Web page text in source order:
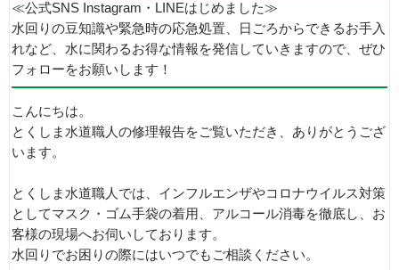
≪公式SNS Instagram・LINEはじめました≫
水回りの豆知識や緊急時の応急処置、日ごろからできるお手入
れなど、水に関わるお得な情報を発信していきますので、ぜひ
フォローをお願いします！
こんにちは。
とくしま水道職人の修理報告をご覧いただき、ありがとうござ
います。
とくしま水道職人では、インフルエンザやコロナウイルス対策
としてマスク・ゴム手袋の着用、アルコール消毒を徹底し、お
客様の現場へお伺いしております。
水回りでお困りの際にはいつでもご相談ください。